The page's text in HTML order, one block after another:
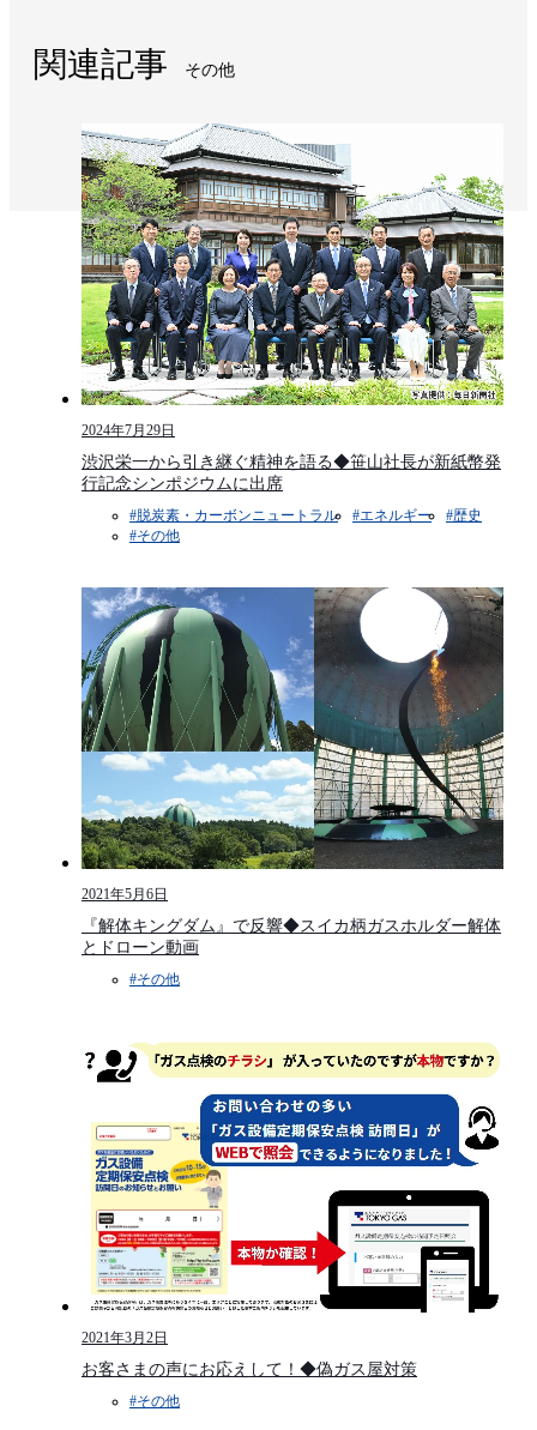
関連記事 その他
2024年7月29日
渋沢栄一から引き継ぐ精神を語る◆笹山社長が新紙幣発
行記念シンポジウムに出席
#脱炭素・カーボンニュートラル #エネルギー
#歴史
#その他
2021年5月6日
『解体キングダム』で反響◆スイカ柄ガスホルダー解体
とドローン動画
#その他
2021年3月2日
お客さまの声にお応えして！◆偽ガス屋対策
#その他